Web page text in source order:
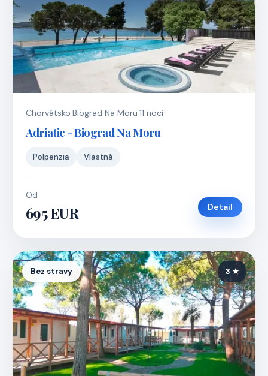
Chorvátsko·Biograd Na Moru·11 nocí
Adriatic - Biograd Na Moru
Polpenzia Vlastná
Od
695 EUR Detail
Bez stravy 3 ★